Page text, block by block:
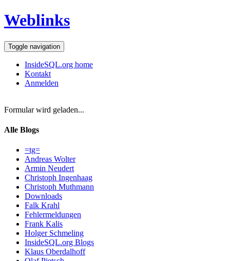
Weblinks
Toggle navigation
InsideSQL.org home
Kontakt
Anmelden
Formular wird geladen...
Alle Blogs
=tg=
Andreas Wolter
Armin Neudert
Christoph Ingenhaag
Christoph Muthmann
Downloads
Falk Krahl
Fehlermeldungen
Frank Kalis
Holger Schmeling
InsideSQL.org Blogs
Klaus Oberdalhoff